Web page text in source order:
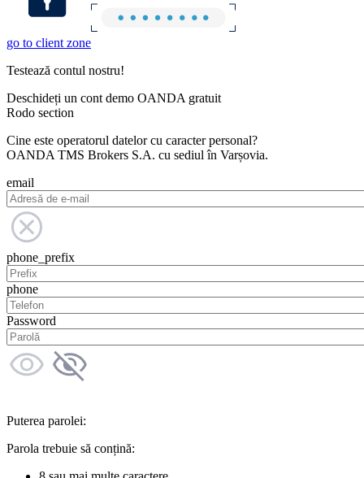
go to client zone
Testează contul nostru!
Deschideți un cont demo OANDA gratuit
Rodo section
Cine este operatorul datelor cu caracter personal?
OANDA TMS Brokers S.A. cu sediul în Varșovia.
email
phone_prefix
phone
Password
Puterea parolei:
Parola trebuie să conțină: